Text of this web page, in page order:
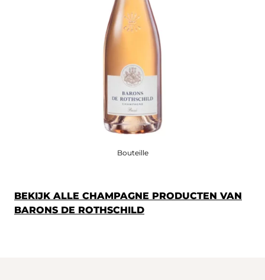
Bouteille
BEKIJK ALLE CHAMPAGNE PRODUCTEN VAN
BARONS DE ROTHSCHILD